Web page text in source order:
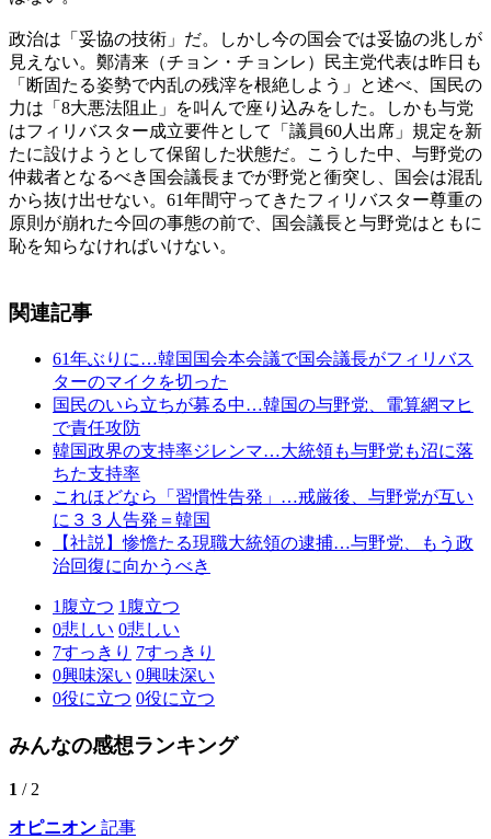
政治は「妥協の技術」だ。しかし今の国会では妥協の兆しが
見えない。鄭清来（チョン・チョンレ）民主党代表は昨日も
「断固たる姿勢で内乱の残滓を根絶しよう」と述べ、国民の
力は「8大悪法阻止」を叫んで座り込みをした。しかも与党
はフィリバスター成立要件として「議員60人出席」規定を新
たに設けようとして保留した状態だ。こうした中、与野党の
仲裁者となるべき国会議長までが野党と衝突し、国会は混乱
から抜け出せない。61年間守ってきたフィリバスター尊重の
原則が崩れた今回の事態の前で、国会議長と与野党はともに
恥を知らなければいけない。
関連記事
61年ぶりに…韓国国会本会議で国会議長がフィリバス
ターのマイクを切った
国民のいら立ちが募る中…韓国の与野党、電算網マヒ
で責任攻防
韓国政界の支持率ジレンマ…大統領も与野党も沼に落
ちた支持率
これほどなら「習慣性告発」…戒厳後、与野党が互い
に３３人告発＝韓国
【社説】惨憺たる現職大統領の逮捕…与野党、もう政
治回復に向かうべき
1 腹立つ 1 腹立つ
0悲しい 0悲しい
7すっきり 7すっきり
0興味深い 0興味深い
0役に立つ 0役に立つ
みんなの感想ランキング
1 / 2
オピニオン 記事